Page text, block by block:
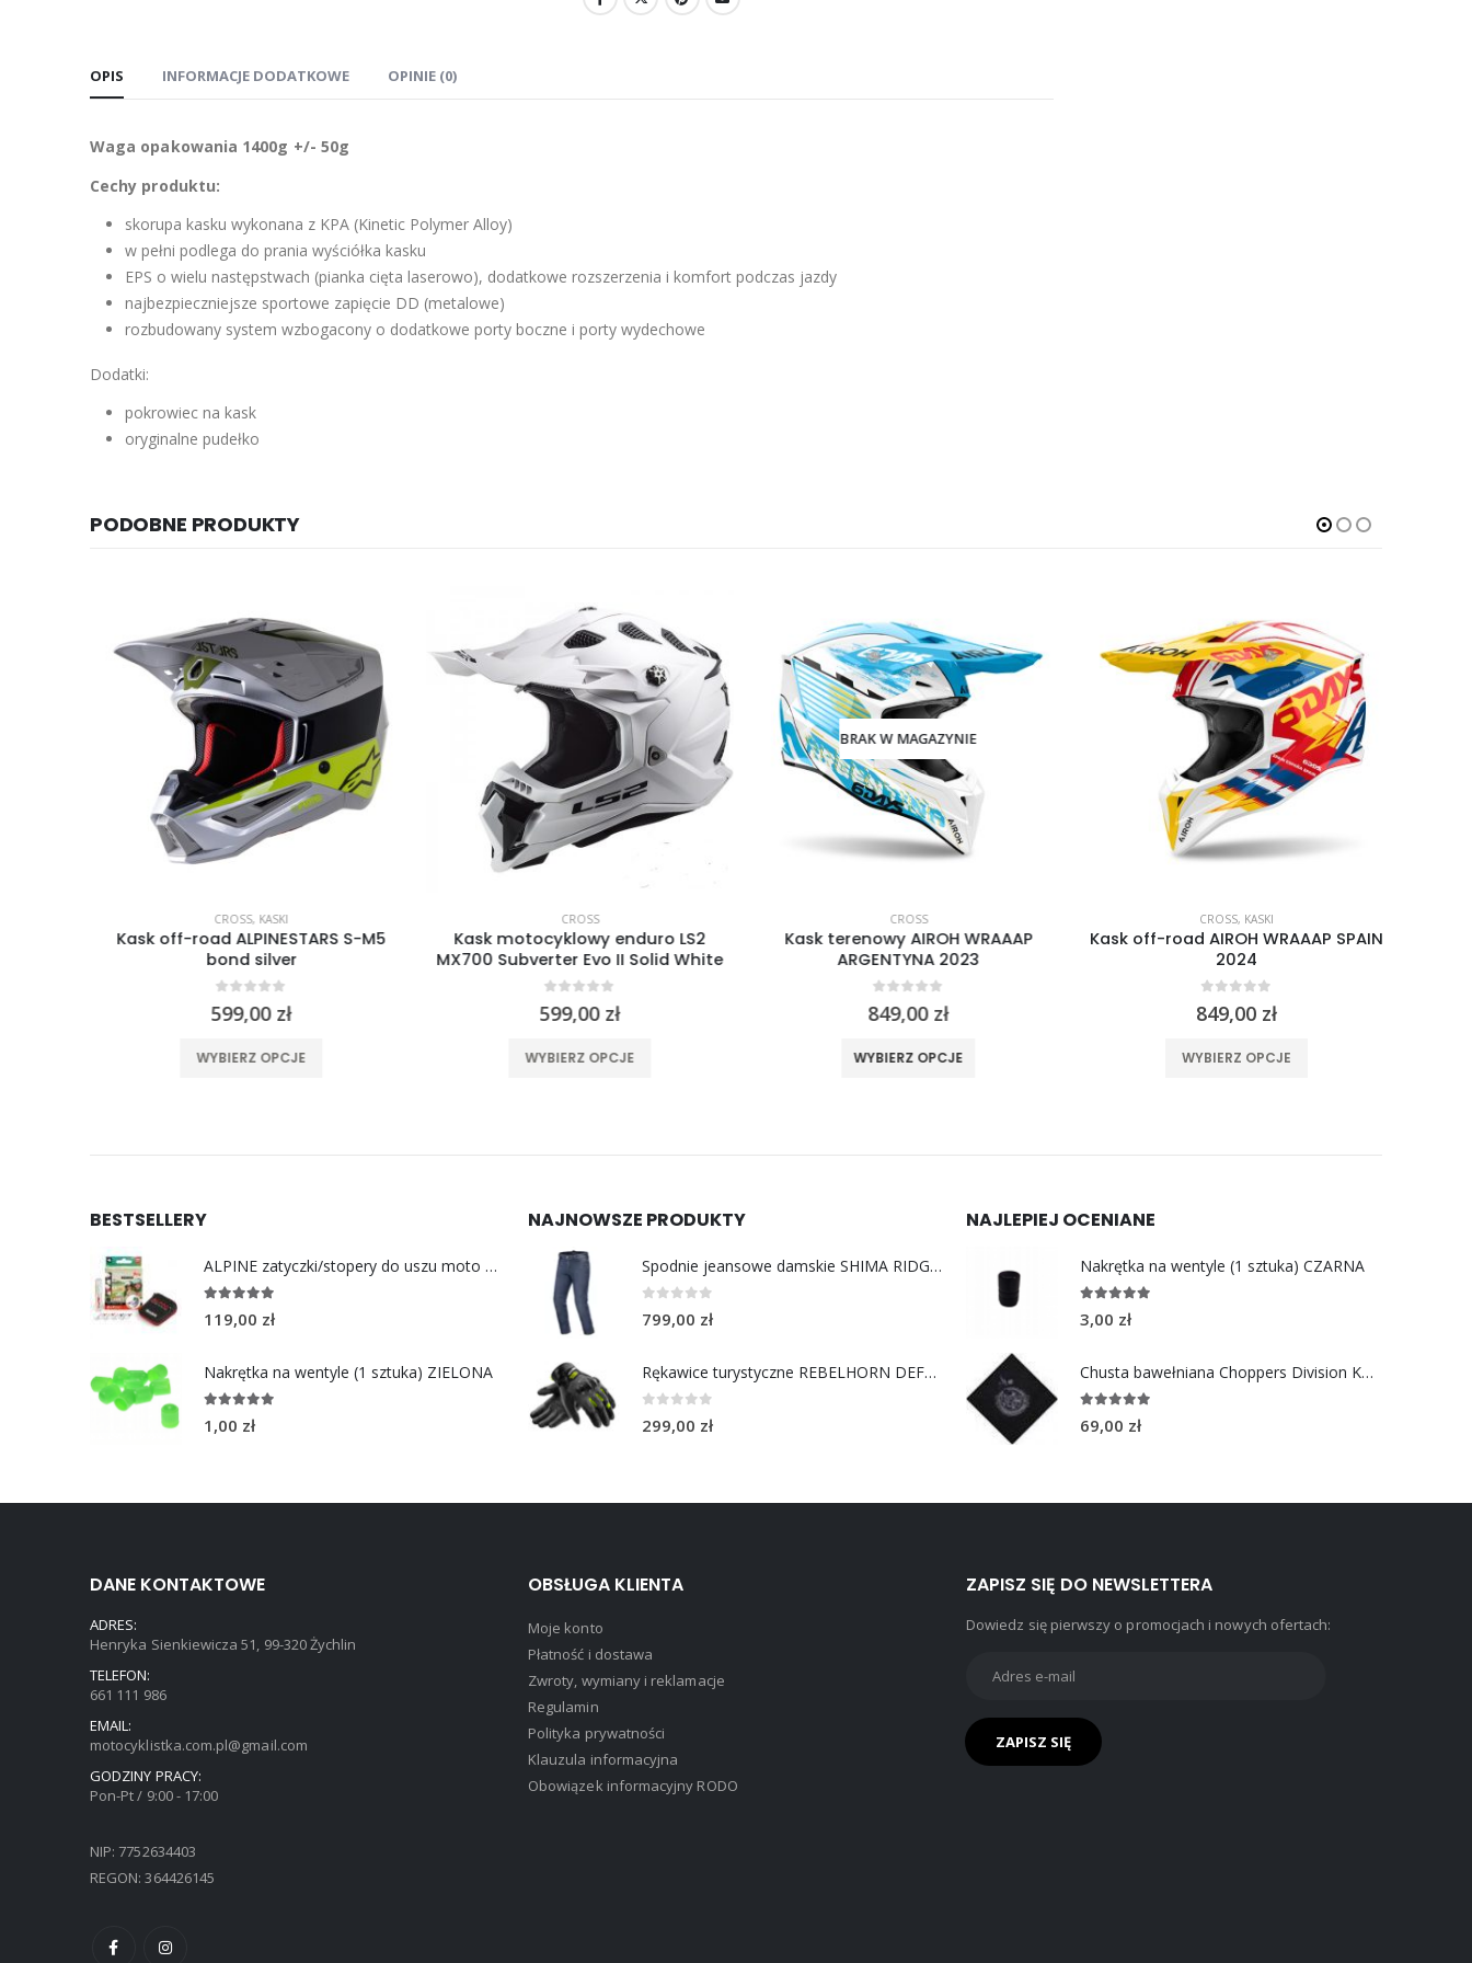
OPIS INFORMACJE DODATKOWE OPINIE (0)
Waga opakowania 1400g +/- 50g
Cechy produktu:
skorupa kasku wykonana z KPA (Kinetic Polymer Alloy)
w pełni podlega do prania wyściółka kasku
EPS o wielu następstwach (pianka cięta laserowo), dodatkowe rozszerzenia i komfort podczas jazdy
najbezpieczniejsze sportowe zapięcie DD (metalowe)
rozbudowany system wzbogacony o dodatkowe porty boczne i porty wydechowe
Dodatki:
pokrowiec na kask
oryginalne pudełko
PODOBNE PRODUKTY
CROSS,KASKI
Kask off-road ALPINESTARS S-M5
bond silver
out of 5
599,00zł
WYBIERZ OPCJE
CROSS
Kask motocyklowy enduro LS2
MX700 Subverter Evo II Solid White
out of 5
599,00zł
WYBIERZ OPCJE
BRAK W MAGAZYNIE
CROSS
Kask terenowy AIROH WRAAAP
ARGENTYNA 2023
out of 5
849,00zł
WYBIERZ OPCJE
CROSS,KASKI
Kask off-road AIROH WRAAAP SPAIN
2024
out of 5
849,00zł
WYBIERZ OPCJE
BESTSELLERY
ALPINE zatyczki/stopery do uszu moto MotoSafe Pro
out of 5
119,00 zł
Nakrętka na wentyle (1 sztuka) ZIELONA
out of 5
1,00 zł
NAJNOWSZE PRODUKTY
Spodnie jeansowe damskie SHIMA RIDGE LADY blue
out of 5
799,00 zł
Rękawice turystyczne REBELHORN DEFENDER black yellow fluo
out of 5
299,00 zł
NAJLEPIEJ OCENIANE
Nakrętka na wentyle (1 sztuka) CZARNA
out of 5
3,00 zł
Chusta bawełniana Choppers Division KOŁO
out of 5
69,00 zł
DANE KONTAKTOWE
ADRES:
Henryka Sienkiewicza 51, 99-320 Żychlin
TELEFON:
661 111 986
EMAIL:
motocyklistka.com.pl@gmail.com
GODZINY PRACY:
Pon-Pt / 9:00 - 17:00
NIP: 7752634403
REGON: 364426145
OBSŁUGA KLIENTA
Moje konto
Płatność i dostawa
Zwroty, wymiany i reklamacje
Regulamin
Polityka prywatności
Klauzula informacyjna
Obowiązek informacyjny RODO
ZAPISZ SIĘ DO NEWSLETTERA
Dowiedz się pierwszy o promocjach i nowych ofertach: